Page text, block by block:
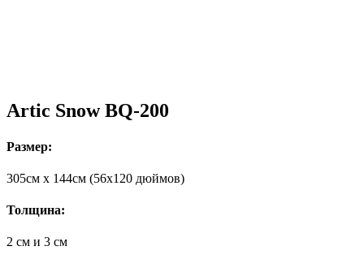
Artic Snow BQ-200
Размер:
305cм x 144cм (56х120 дюймов)
Толщина:
2 см и 3 см